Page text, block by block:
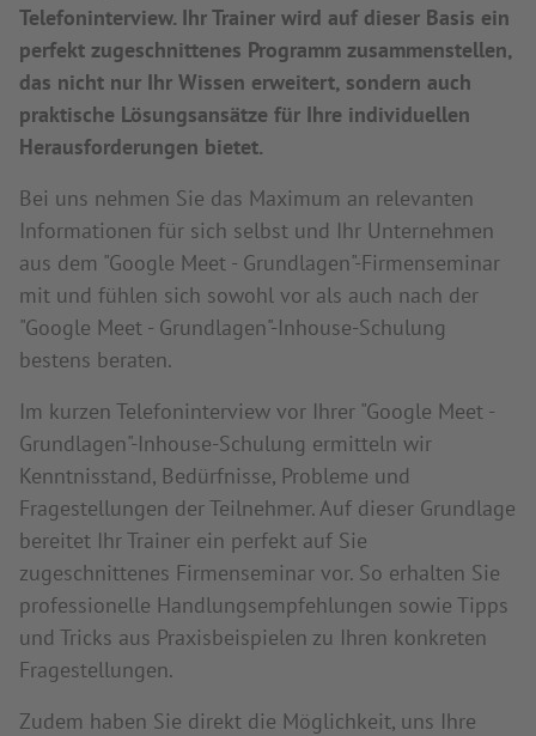
Telefoninterview. Ihr Trainer wird auf dieser Basis ein
perfekt zugeschnittenes Programm zusammenstellen,
das nicht nur Ihr Wissen erweitert, sondern auch
praktische Lösungsansätze für Ihre individuellen
Herausforderungen bietet.
Bei uns nehmen Sie das Maximum an relevanten
Informationen für sich selbst und Ihr Unternehmen
aus dem "Google Meet - Grundlagen"-Firmenseminar
mit und fühlen sich sowohl vor als auch nach der
"Google Meet - Grundlagen"-Inhouse-Schulung
bestens beraten.
Im kurzen Telefoninterview vor Ihrer "Google Meet -
Grundlagen"-Inhouse-Schulung ermitteln wir
Kenntnisstand, Bedürfnisse, Probleme und
Fragestellungen der Teilnehmer. Auf dieser Grundlage
bereitet Ihr Trainer ein perfekt auf Sie
zugeschnittenes Firmenseminar vor. So erhalten Sie
professionelle Handlungsempfehlungen sowie Tipps
und Tricks aus Praxisbeispielen zu Ihren konkreten
Fragestellungen.
Zudem haben Sie direkt die Möglichkeit, uns Ihre